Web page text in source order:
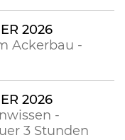
2026
Ackerbau -
2026
-
3 Stunden